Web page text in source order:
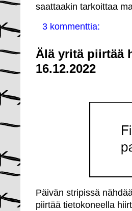
saattaakin tarkoittaa
3 kommenttia:
Älä yritä piirtää
16.12.2022
Päivän stripissä
piirtää tietokoneella